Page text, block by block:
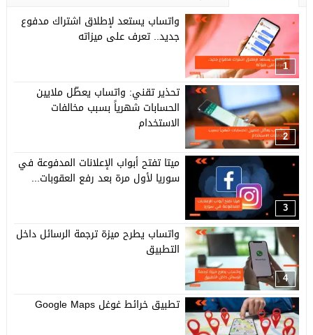
1
واتساب يستعد لإطلاق اشتراك مدفوع
جديد.. تعرف على ميزاته
2
تحذير تقني: واتساب يعطّل ملايين
الحسابات شهرياً بسبب مخالفات
الاستخدام
3
ميتا تفتح أبواب الإعلانات المدفوعة في
سوريا لأول مرة بعد رفع العقوبات...
4
واتساب يطرح ميزة ترجمة الرسائل داخل
التطبيق
تطبيق خرائط غوغل Google Maps